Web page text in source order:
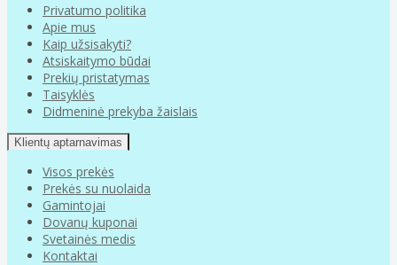
Privatumo politika
Apie mus
Kaip užsisakyti?
Atsiskaitymo būdai
Prekių pristatymas
Taisyklės
Didmeninė prekyba žaislais
Klientų aptarnavimas
Visos prekės
Prekės su nuolaida
Gamintojai
Dovanų kuponai
Svetainės medis
Kontaktai